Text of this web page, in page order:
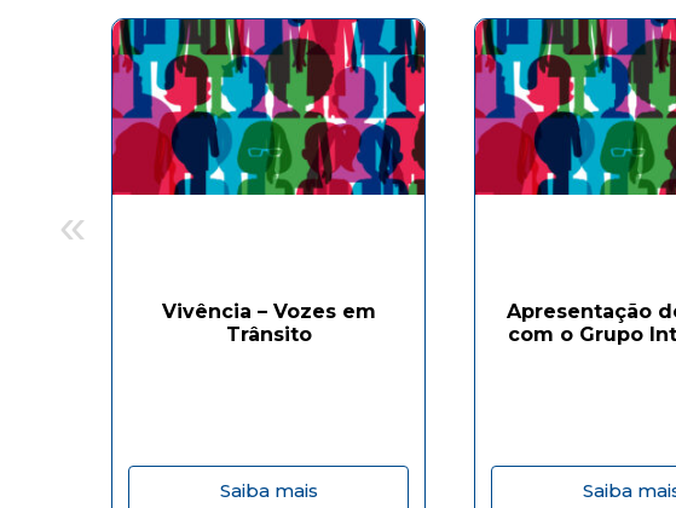
Vivência – Vozes em
Trânsito
Saiba mais
Apresentação
com o Grupo
Saiba
«